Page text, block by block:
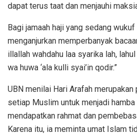
dapat terus taat dan menjauhi
Bagi jamaah haji yang sedang
menganjurkan memperbanyak
illallah wahdahu laa syarika lah,
wa huwa ‘ala kulli syai’in qodir.”
UBN menilai Hari Arafah
setiap Muslim untuk menjadi
mendapatkan rahmat dan
Karena itu, ia meminta umat Islam